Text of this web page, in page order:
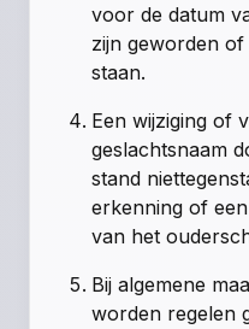
voor de datum
zijn geworden
staan.
Een wijziging of
geslachtsnaam
stand
erkenning of
van het
Bij algemene
worden regelen